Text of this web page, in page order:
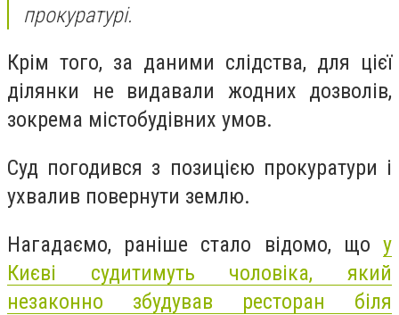
прокуратурі.
Крім того, за даними слідства, для цієї
ділянки не видавали жодних дозволів,
зокрема містобудівних умов.
Суд погодився з позицією прокуратури і
ухвалив повернути землю.
Нагадаємо, раніше стало відомо, що у
Києві судитимуть чоловіка, який
незаконно збудував ресторан біля